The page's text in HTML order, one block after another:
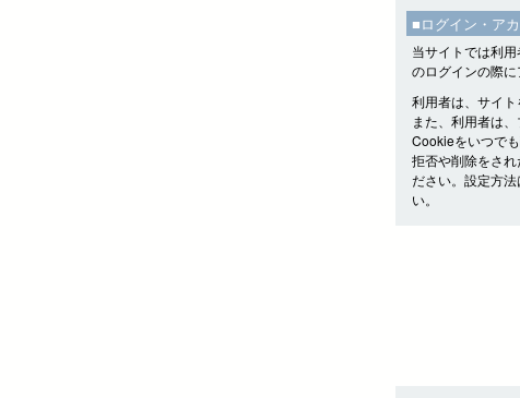
■ログイン・ア
当サイトでは利
のログインの際に
利用者は、サイ
また、利用者は
Cookieをいつで
拒否や削除をさ
ださい。設定方
い。